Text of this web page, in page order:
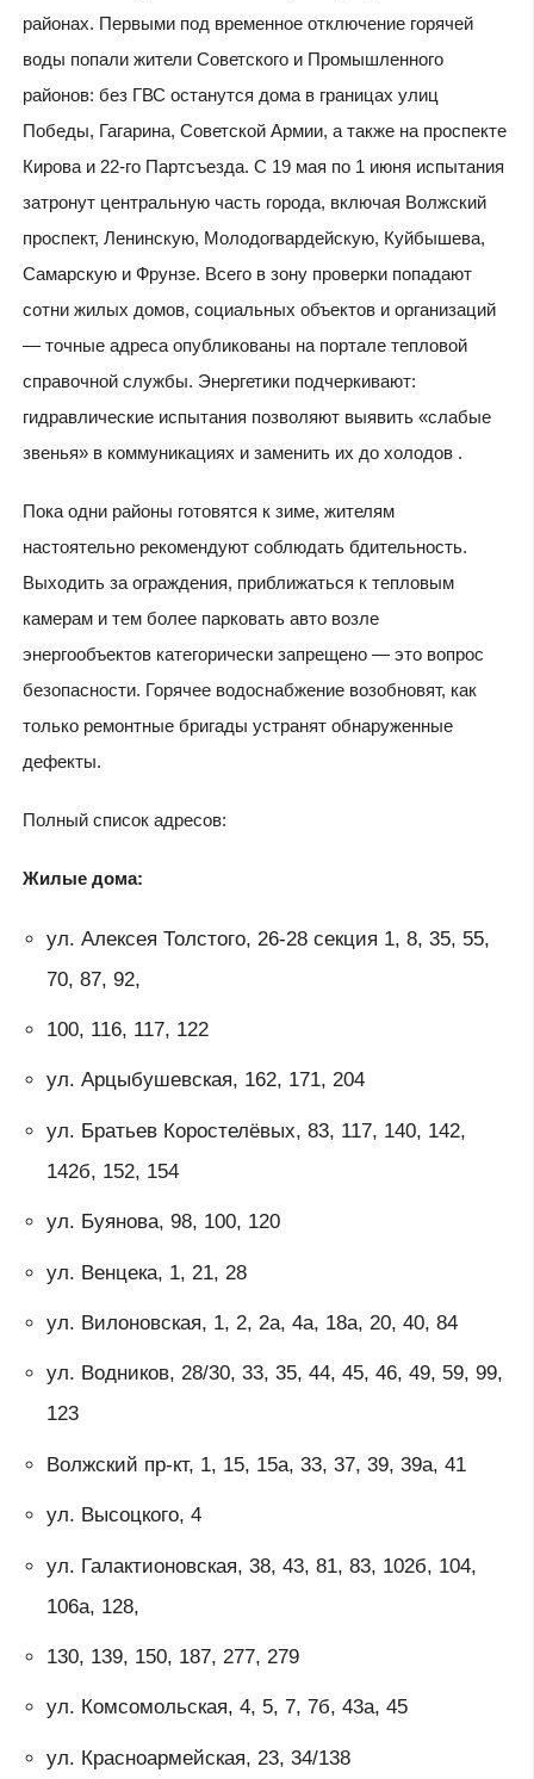
районах. Первыми под временное отключение горячей
воды попали жители Советского и Промышленного
районов: без ГВС останутся дома в границах улиц
Победы, Гагарина, Советской Армии, а также на проспекте
Кирова и 22-го Партсъезда. С 19 мая по 1 июня испытания
затронут центральную часть города, включая Волжский
проспект, Ленинскую, Молодогвардейскую, Куйбышева,
Самарскую и Фрунзе. Всего в зону проверки попадают
сотни жилых домов, социальных объектов и организаций
— точные адреса опубликованы на портале тепловой
справочной службы. Энергетики подчеркивают:
гидравлические испытания позволяют выявить «слабые
звенья» в коммуникациях и заменить их до холодов .
Пока одни районы готовятся к зиме, жителям
настоятельно рекомендуют соблюдать бдительность.
Выходить за ограждения, приближаться к тепловым
камерам и тем более парковать авто возле
энергообъектов категорически запрещено — это вопрос
безопасности. Горячее водоснабжение возобновят, как
только ремонтные бригады устранят обнаруженные
дефекты.
Полный список адресов:
Жилые дома:
ул. Алексея Толстого, 26-28 секция 1, 8, 35, 55,
70, 87, 92,
100, 116, 117, 122
ул. Арцыбушевская, 162, 171, 204
ул. Братьев Коростелёвых, 83, 117, 140, 142,
142б, 152, 154
ул. Буянова, 98, 100, 120
ул. Венцека, 1, 21, 28
ул. Вилоновская, 1, 2, 2а, 4а, 18а, 20, 40, 84
ул. Водников, 28/30, 33, 35, 44, 45, 46, 49, 59, 99,
123
Волжский пр-кт, 1, 15, 15а, 33, 37, 39, 39а, 41
ул. Высоцкого, 4
ул. Галактионовская, 38, 43, 81, 83, 102б, 104,
106а, 128,
130, 139, 150, 187, 277, 279
ул. Комсомольская, 4, 5, 7, 7б, 43а, 45
ул. Красноармейская, 23, 34/138